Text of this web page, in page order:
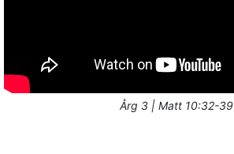
Årg 3 | Matt 10:32-39